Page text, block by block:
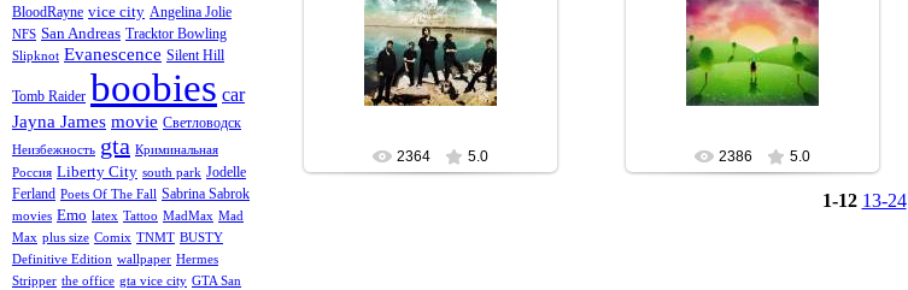
BloodRayne vice city Angelina Jolie
NFS San Andreas Tracktor Bowling
Slipknot Evanescence Silent Hill
Tomb Raider boobies car
Jayna James movie Светловодск
Неизбежность gta Криминальная
Россия Liberty City south park Jodelle
Ferland Poets Of The Fall Sabrina Sabrok
movies Emo latex Tattoo MadMax Mad
Max plus size Comix TNMT BUSTY
Definitive Edition wallpaper Hermes
Stripper the office gta vice city GTA San
21.05.2009
Светловодская группа Nelly
Scream
http://vkontakte.ru/club5734354
redfill
2364 5.0
24.03.2009
Let me stay...
redfill
2386 5.0
1-12 13-24